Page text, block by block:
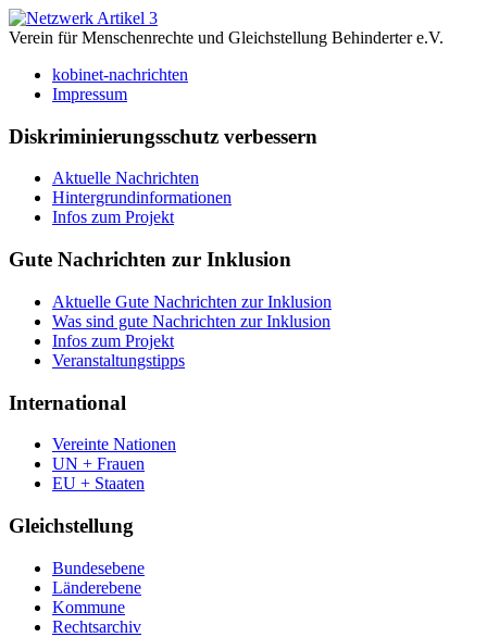
Verein für Menschenrechte und Gleichstellung Behinderter e.V.
kobinet-nachrichten
Impressum
Diskriminierungsschutz verbessern
Aktuelle Nachrichten
Hintergrundinformationen
Infos zum Projekt
Gute Nachrichten zur Inklusion
Aktuelle Gute Nachrichten zur Inklusion
Was sind gute Nachrichten zur Inklusion
Infos zum Projekt
Veranstaltungstipps
International
Vereinte Nationen
UN + Frauen
EU + Staaten
Gleichstellung
Bundesebene
Länderebene
Kommune
Rechtsarchiv